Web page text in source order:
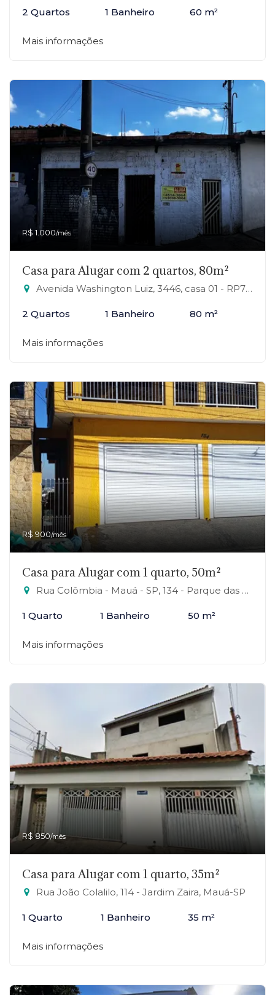
2 Quartos 1 Banheiro 60 m²
Mais informações
R$ 1.000/mês
Casa para Alugar com 2 quartos, 80m²
Avenida Washington Luiz, 3446, casa 01 - RP7 (Regiões de Planejamento), Mauá-SP
2 Quartos 1 Banheiro 80 m²
Mais informações
R$ 900/mês
Casa para Alugar com 1 quarto, 50m²
Rua Colômbia - Mauá - SP, 134 - Parque das Américas, Mauá-SP
1 Quarto 1 Banheiro 50 m²
Mais informações
R$ 850/mês
Casa para Alugar com 1 quarto, 35m²
Rua João Colalilo, 114 - Jardim Zaira, Mauá-SP
1 Quarto 1 Banheiro 35 m²
Mais informações